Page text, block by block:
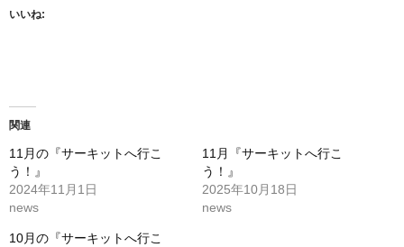
いいね:
関連
11月の『サーキットへ行こ
う！』
2024年11月1日
news
11月『サーキットへ行こ
う！』
2025年10月18日
news
10月の『サーキットへ行こ